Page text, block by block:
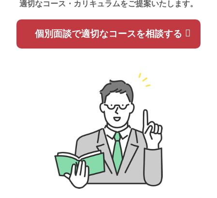
適切なコース・カリキュラムをご提案いたします。
個別面談で適切なコースを相談する